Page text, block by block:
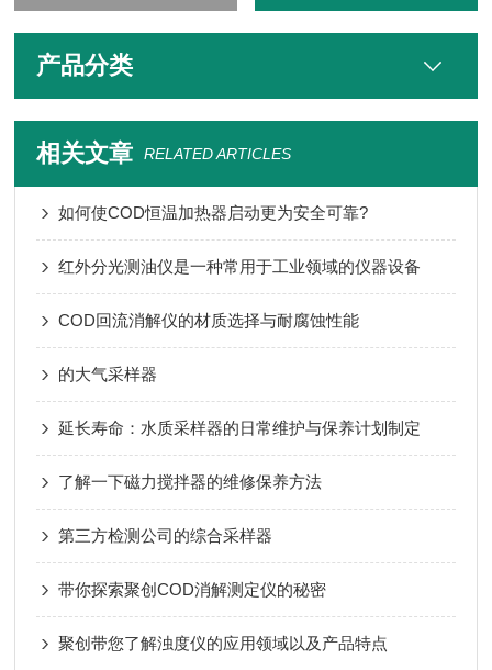
产品分类
相关文章 RELATED ARTICLES
如何使COD恒温加热器启动更为安全可靠?
红外分光测油仪是一种常用于工业领域的仪器设备
COD回流消解仪的材质选择与耐腐蚀性能
的大气采样器
延长寿命：水质采样器的日常维护与保养计划制定
了解一下磁力搅拌器的维修保养方法
第三方检测公司的综合采样器
带你探索聚创COD消解测定仪的秘密
聚创带您了解浊度仪的应用领域以及产品特点